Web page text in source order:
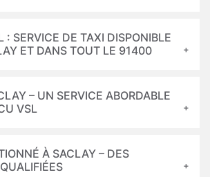
: SERVICE DE TAXI DISPONIBLE
ET DANS TOUT LE 91400
– UN SERVICE ABORDABLE
VSL
À SACLAY – DES